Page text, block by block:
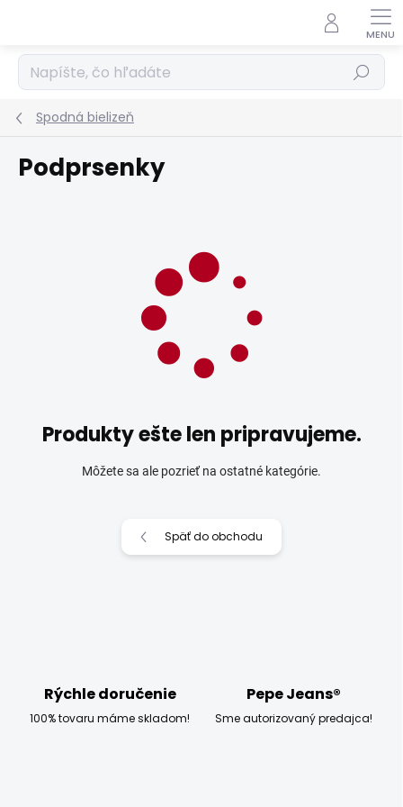
Hľadať
Spodná bielizeň
Podprsenky
Produkty ešte len pripravujeme.
Môžete sa ale pozrieť na ostatné kategórie.
Späť do obchodu
Rýchle doručenie
100% tovaru máme skladom!
Pepe Jeans®
Sme autorizovaný predajca!